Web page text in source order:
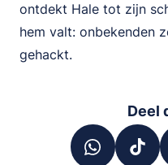
ontdekt Hale tot zijn
hem valt: onbekenden
gehackt.
Deel